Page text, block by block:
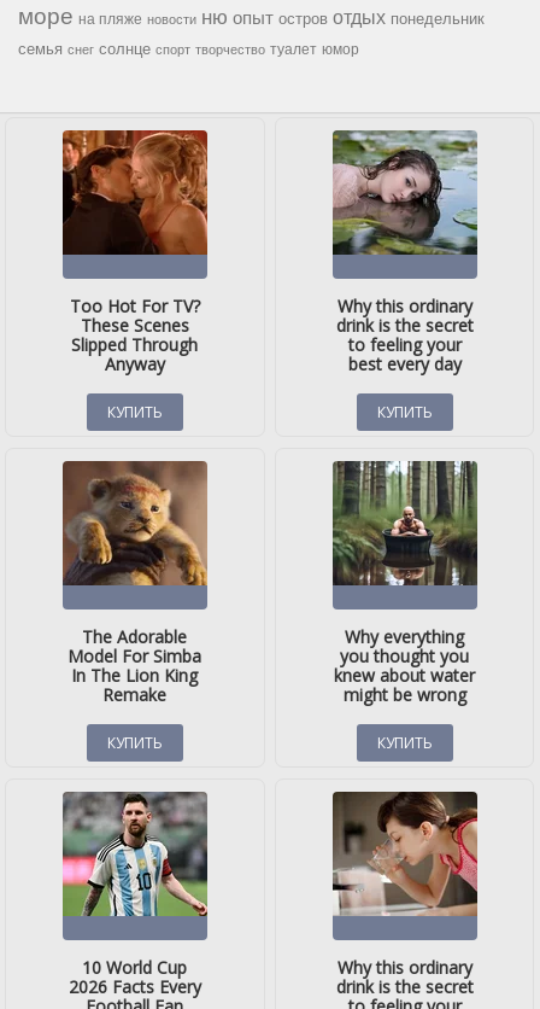
море на пляже новости ню опыт остров отдых понедельник
семья снег солнце спорт творчество туалет юмор